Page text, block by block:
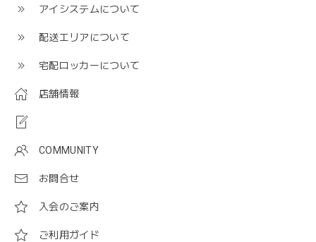
アイシステムについて
配送エリアについて
宅配ロッカーについて
店舗情報
COMMUNITY
お問合せ
入会のご案内
ご利用ガイド